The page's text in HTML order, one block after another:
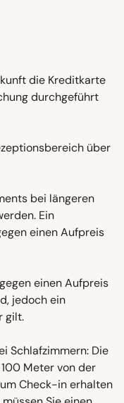
die Kreditkarte
durchgeführt
über
bei längeren
Ein
einen Aufpreis
einen Aufpreis
jedoch ein
gilt.
Schlafzimmern: Die
Meter von der
Check-in erhalten